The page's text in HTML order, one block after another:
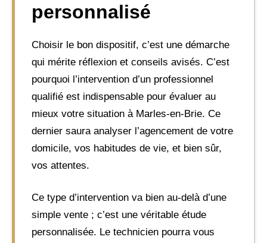
personnalisé
Choisir le bon dispositif, c’est une démarche
qui mérite réflexion et conseils avisés. C’est
pourquoi l’intervention d’un professionnel
qualifié est indispensable pour évaluer au
mieux votre situation à Marles-en-Brie. Ce
dernier saura analyser l’agencement de votre
domicile, vos habitudes de vie, et bien sûr,
vos attentes.
Ce type d’intervention va bien au-delà d’une
simple vente ; c’est une véritable étude
personnalisée. Le technicien pourra vous